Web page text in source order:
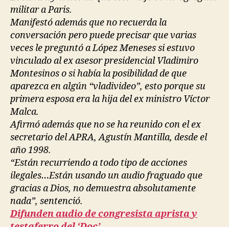
militar a Paris.
Manifestó además que no recuerda la
conversación pero puede precisar que varias
veces le preguntó a López Meneses si estuvo
vinculado al ex asesor presidencial Vladimiro
Montesinos o si había la posibilidad de que
aparezca en algún “vladivideo”, esto porque su
primera esposa era la hija del ex ministro Víctor
Malca.
Afirmó además que no se ha reunido con el ex
secretario del APRA, Agustín Mantilla, desde el
año 1998.
“Están recurriendo a todo tipo de acciones
ilegales…Están usando un audio fraguado que
gracias a Dios, no demuestra absolutamente
nada”, sentenció.
Difunden audio de congresista aprista y